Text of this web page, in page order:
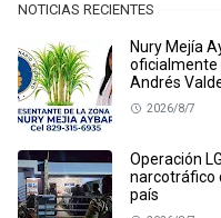
NOTICIAS RECIENTES
Nury Mejía
oficialmente
Andrés
2026/8/7
Operación
narcotráfico
país